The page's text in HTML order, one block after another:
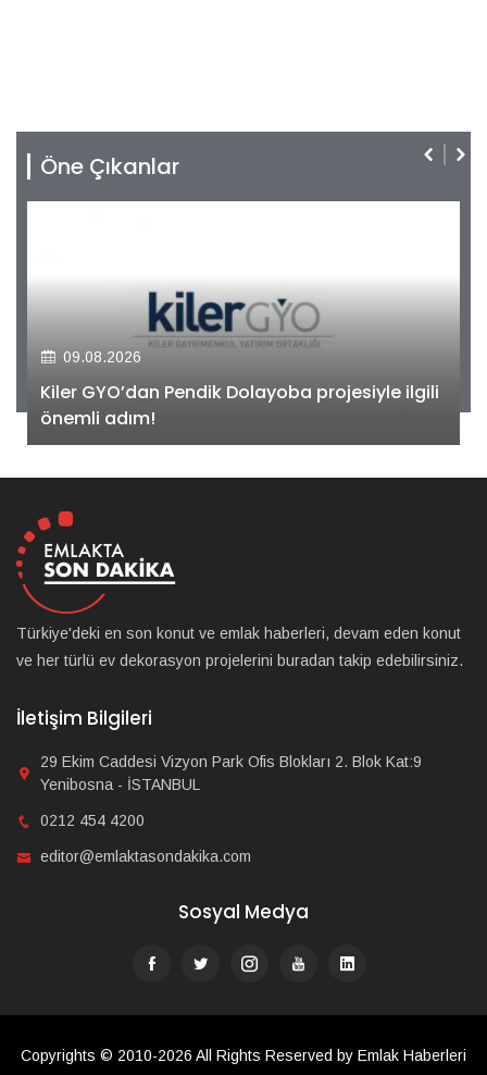
Öne Çıkanlar
09.08.2026
Kiler GYO’dan Pendik Dolayoba projesiyle ilgili
önemli adım!
Türkiye'deki en son konut ve emlak haberleri, devam eden konut
ve her türlü ev dekorasyon projelerini buradan takip edebilirsiniz.
İletişim Bilgileri
29 Ekim Caddesi Vizyon Park Ofis Blokları 2. Blok Kat:9
Yenibosna - İSTANBUL
0212 454 4200
editor@emlaktasondakika.com
Sosyal Medya
Copyrights © 2010-2026 All Rights Reserved by Emlak Haberleri